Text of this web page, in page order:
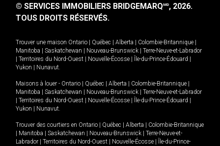
© SERVICES IMMOBILIERS BRIDGEMARQMD, 2026.
TOUS DROITS RÉSERVÉS.
Trouver une maison Ontario Québec Alberta Colombie-Britannique
Manitoba
Saskatchewan Nouveau-Brunswick
Terre-Neuve-et-Labrador
Territoires du Nord-Ouest Nouvelle-Écosse Île-du-Prince-Édouard
Yukon
Nunavut.
Maisons à louer - Ontario Québec Alberta Colombie-Britannique
Manitoba
Saskatchewan Nouveau-Brunswick
Terre-Neuve-et-Labrador
Territoires du Nord-Ouest Nouvelle-Écosse Île-du-Prince-Édouard
Yukon
Nunavut.
Trouver des courtiers en Ontario Québec Alberta
Colombie-Britannique
Manitoba Saskatchewan Nouveau-Brunswick
Terre-Neuve-et-
Labrador
Territoires du Nord-Ouest Nouvelle-Écosse
Île-du-Prince-